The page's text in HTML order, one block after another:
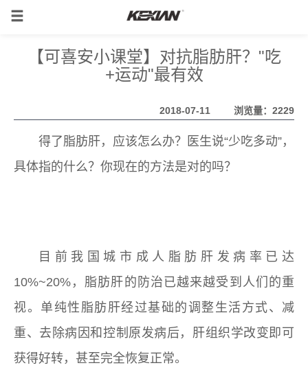
【可喜安小课堂】对抗脂肪肝？"吃
+运动"最有效
2018-07-11 浏览量：2229
得了脂肪肝，应该怎么办？医生说“少吃多动”，
具体指的什么？你现在的方法是对的吗？
目前我国城市成人脂肪肝发病率已达
10%~20%，脂肪肝的防治已越来越受到人们的重
视。单纯性脂肪肝经过基础的调整生活方式、减
重、去除病因和控制原发病后，肝组织学改变即可
获得好转，甚至完全恢复正常。